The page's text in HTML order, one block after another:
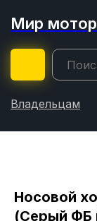
Мир
Владельцам
Носовой
(Серый ФБ